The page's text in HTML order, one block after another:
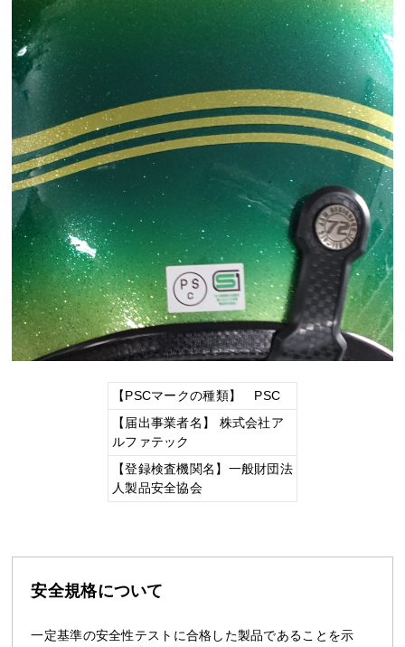
【PSCマークの種類】 PSC
【届出事業者名】 株式会社ア
ルファテック
【登録検査機関名】一般財団法
人製品安全協会
安全規格について
一定基準の安全性テストに合格した製品であることを示